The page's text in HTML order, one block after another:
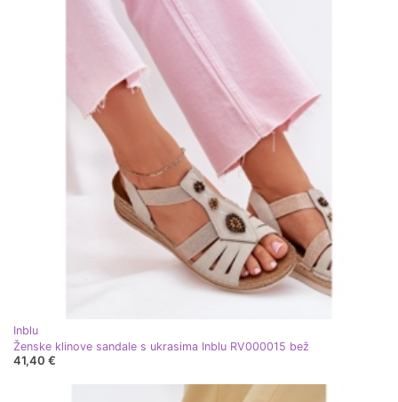
Inblu
Ženske klinove sandale s ukrasima Inblu RV000015 bež
41,40 €